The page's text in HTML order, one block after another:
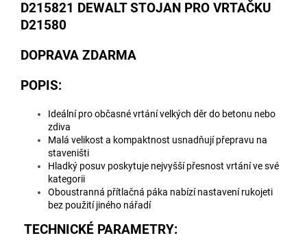
D215821 DEWALT STOJAN PRO VRTAČKU
D21580
DOPRAVA ZDARMA
POPIS:
Ideální pro občasné vrtání velkých děr do betonu nebo
zdiva
Malá velikost a kompaktnost usnadňují přepravu na
staveništi
Hladký posuv poskytuje nejvyšší přesnost vrtání ve své
kategorii
Oboustranná přítlačná páka nabízí nastavení rukojeti
bez použití jiného nářadí
TECHNICKÉ PARAMETRY: